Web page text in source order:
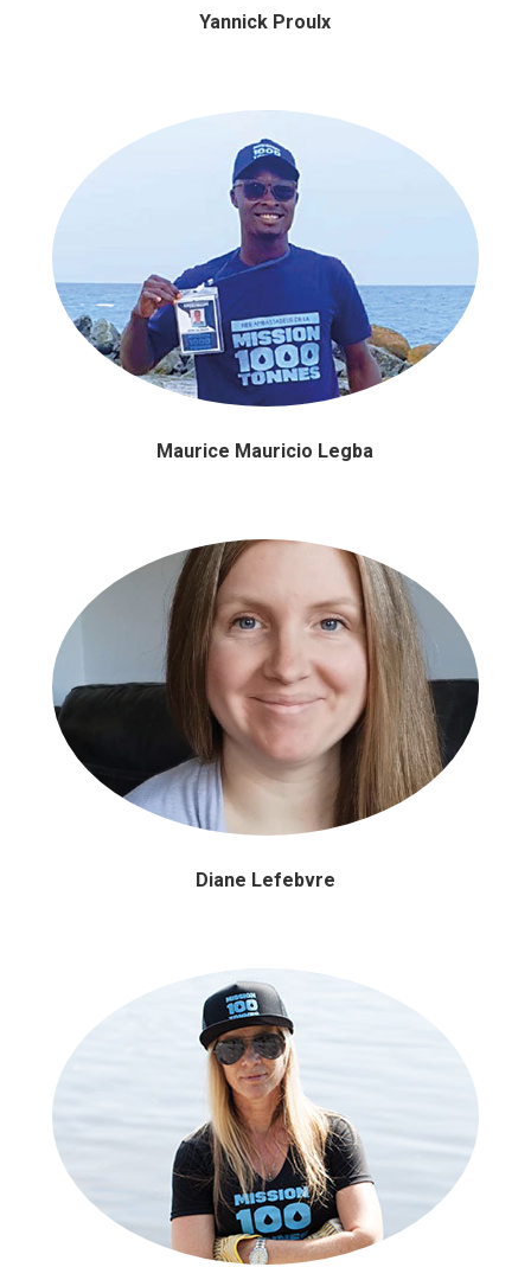
Yannick Proulx
Maurice Mauricio Legba
Diane Lefebvre